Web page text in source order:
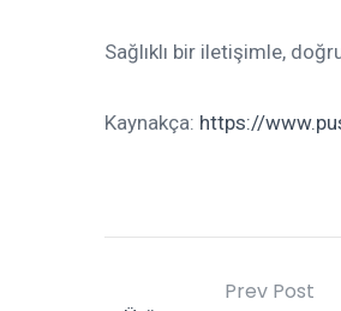
Sağlıklı bir iletişimle,
Kaynakça: https://
Prev Post